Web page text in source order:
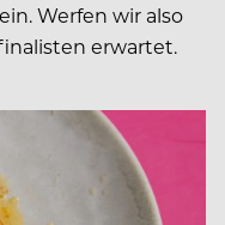
Werfen wir also
erwartet.